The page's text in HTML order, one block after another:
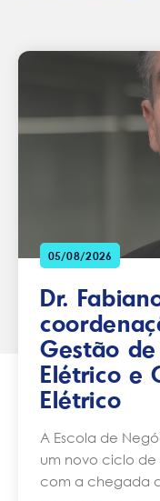
05/08/2026
Dr.
Gestão
Elétrico e
Elétrico
A Escola de
um novo ciclo
com a chegada